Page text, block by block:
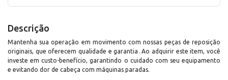
Descrição
Mantenha sua operação em movimento com nossas peças de reposição
originais, que oferecem qualidade e garantia. Ao adquirir este item, você
investe em custo-benefício, garantindo o cuidado com seu equipamento
e evitando dor de cabeça com máquinas paradas.